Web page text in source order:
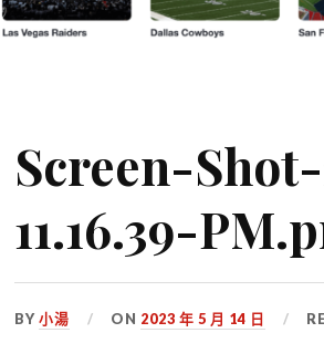
Screen-
11.16.39-
BY小湯 ON 2023 年 5 月 14 日